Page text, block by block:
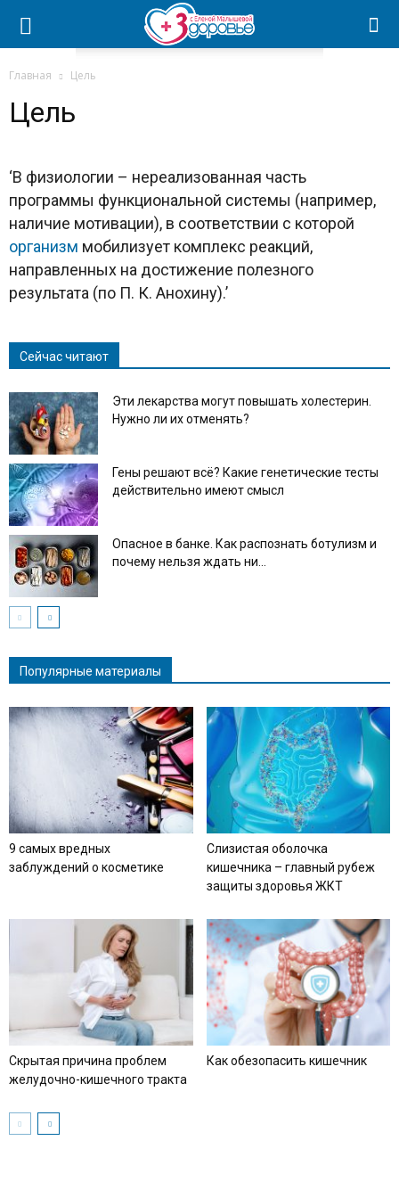
Главная Цель
Цель
‘В физиологии – нереализованная часть
программы функциональной системы (например,
наличие мотивации), в соответствии с которой
организм мобилизует комплекс реакций,
направленных на достижение полезного
результата (по П. К. Анохину).’
Сейчас читают
Эти лекарства могут повышать холестерин.
Нужно ли их отменять?
Гены решают всё? Какие генетические тесты
действительно имеют смысл
Опасное в банке. Как распознать ботулизм и
почему нельзя ждать ни...
Популярные материалы
9 самых вредных
заблуждений о косметике
Слизистая оболочка
кишечника – главный рубеж
защиты здоровья ЖКТ
Скрытая причина проблем
желудочно-кишечного тракта
Как обезопасить кишечник